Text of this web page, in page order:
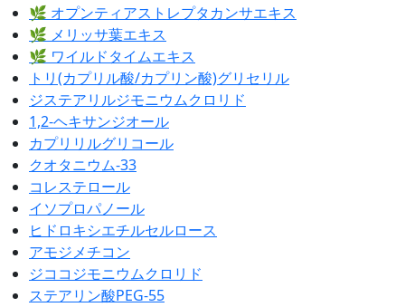
🌿 オプンティアストレプタカンサエキス
🌿 メリッサ葉エキス
🌿 ワイルドタイムエキス
トリ(カプリル酸/カプリン酸)グリセリル
ジステアリルジモニウムクロリド
1,2-ヘキサンジオール
カプリリルグリコール
クオタニウム-33
コレステロール
イソプロパノール
ヒドロキシエチルセルロース
アモジメチコン
ジココジモニウムクロリド
ステアリン酸PEG-55